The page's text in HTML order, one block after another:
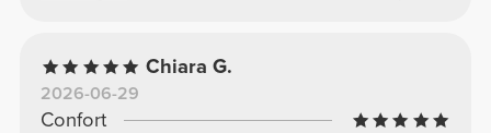
Chiara G.
2026-06-29
Confort